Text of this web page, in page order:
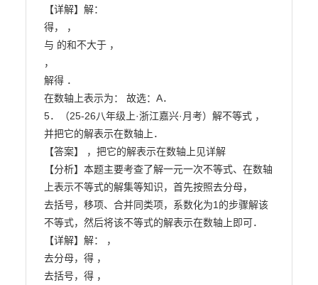
【详解】解：
得， ，
与 的和不大于 ，
，
解得 ．
在数轴上表示为： 故选：A．
5．（25-26八年级上·浙江嘉兴·月考）解不等式 ，
并把它的解表示在数轴上．
【答案】 ，把它的解表示在数轴上见详解
【分析】本题主要考查了解一元一次不等式、在数轴
上表示不等式的解集等知识，首先按照去分母，
去括号，移项、合并同类项，系数化为1的步骤解该
不等式，然后将该不等式的解表示在数轴上即可．
【详解】解： ，
去分母，得 ，
去括号，得 ，